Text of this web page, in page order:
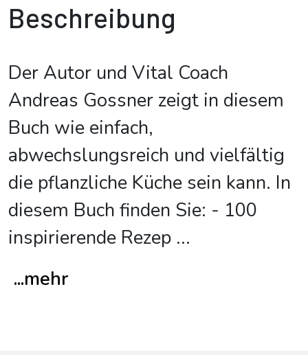
Beschreibung
Der Autor und Vital Coach
Andreas Gossner zeigt in diesem
Buch wie einfach,
abwechslungsreich und vielfältig
die pflanzliche Küche sein kann. In
diesem Buch finden Sie: - 100
inspirierende Rezep ...
...mehr